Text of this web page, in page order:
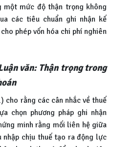
một mức độ thận trọng không
các tiêu chuẩn ghi nhận kế
phép vốn hóa chi phí nghiên
văn: Thận trọng trong
cho rằng các cân nhắc về thuế
chọn phương pháp ghi nhận
minh rằng mối liên hệ giữa
nhập chịu thuế tạo ra động lực